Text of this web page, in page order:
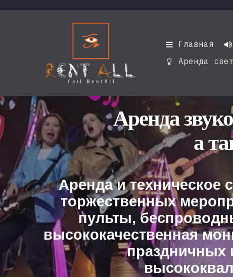
 Главная 
 Аренда
Аренда
а
Аренда и
торжественных
пульты,
высококачественная
праздничных